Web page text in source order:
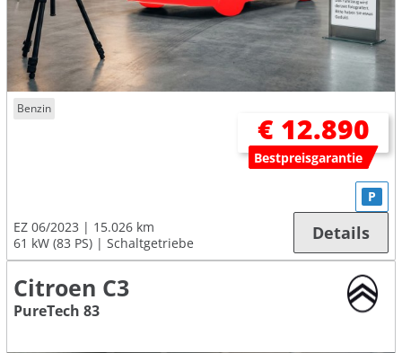
Benzin
€ 12.890
Bestpreisgarantie
EZ 06/2023
15.026 km
61 kW (83 PS)
Schaltgetriebe
P
Details
Citroen C3
PureTech 83